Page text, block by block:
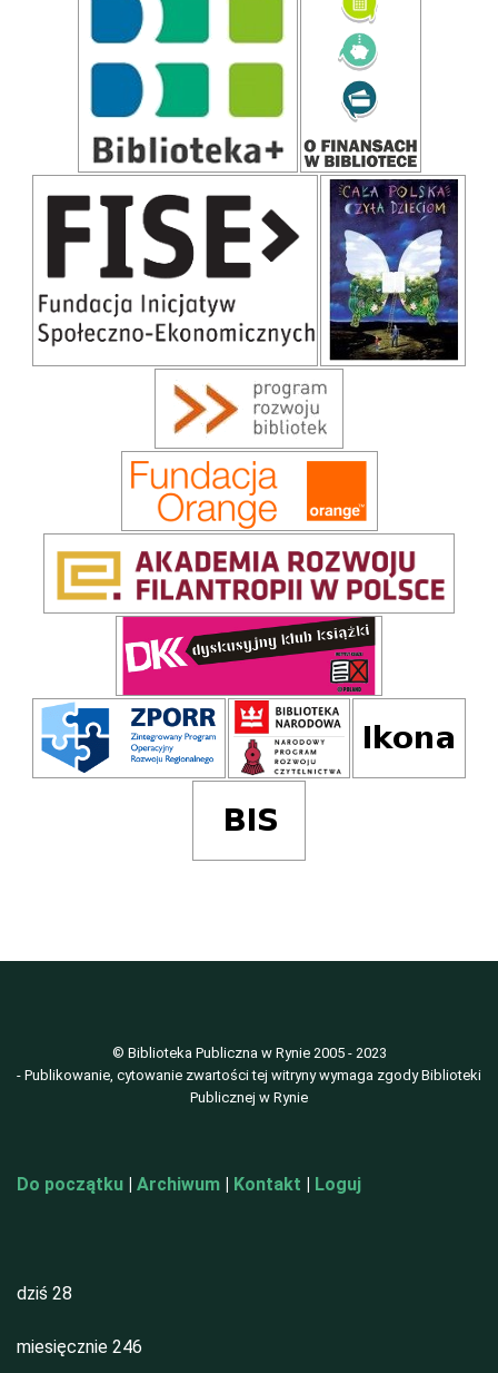
© Biblioteka Publiczna w Rynie 2005 - 2023
- Publikowanie, cytowanie zwartości tej witryny wymaga zgody Biblioteki
Publicznej w Rynie
Do początku | Archiwum | Kontakt | Loguj
dziś 28
miesięcznie 246